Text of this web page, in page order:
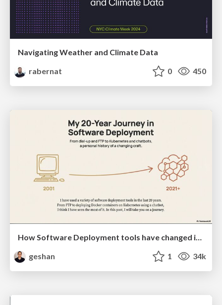
Navigating Weather and Climate Data
rabernat
0 450
How Software Deployment tools have changed in the past 20 years
geshan
1 34k